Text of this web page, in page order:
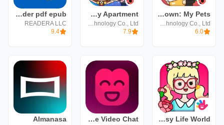
Miga Town: My Pets
XiHe Digital (GuangZhou) Technology Co., Ltd.
6.0
Miga Town: My Apartment
XiHe Digital (GuangZhou) Technology Co., Ltd.
7.9
ReadEra – book reader pdf epub
READERA LLC
9.4
YoYa: Busy Life World
WorldJoy - Live Video Chat
Almanasa